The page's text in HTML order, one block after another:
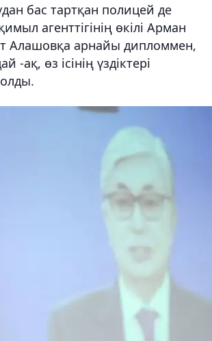
бас тартқан полицей де
агенттігінің өкілі Арман
Алашовқа арнайы дипломмен,
өз ісінің үздіктері